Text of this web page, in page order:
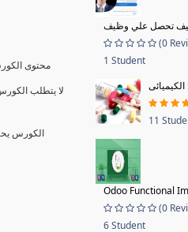
محتوى
لا يتطلب
الكورس
(0
1 Student
11
Odoo Functional
(0
6 Student